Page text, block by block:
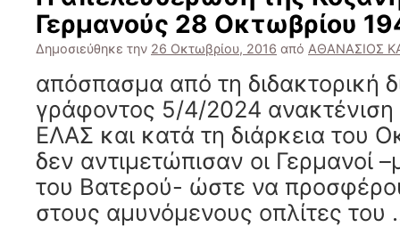
Γερμανούς 28 Οκτωβρίου
Δημοσιεύθηκε την 26 Οκτωβρίου, 2016 από ΑΘΑΝΑΣΙΟΣ
απόσπασμα από τη διδακτορική
γράφοντος 5/4/2024 ανακτένιση
ΕΛΑΣ και κατά τη διάρκεια του
δεν αντιμετώπισαν οι Γερμανοί
του Βατερού- ώστε να
στους αμυνόμενους οπλίτες